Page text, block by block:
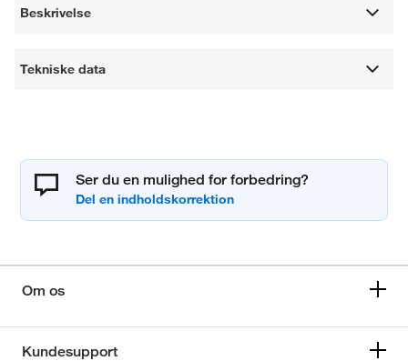
Beskrivelse
Tekniske data
Ser du en mulighed for forbedring?
Om os
Kundesupport